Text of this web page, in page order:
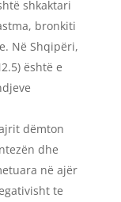
shkaktari
bronkiti
Në Shqipëri,
është e
dëmton
dhe
në ajër
te